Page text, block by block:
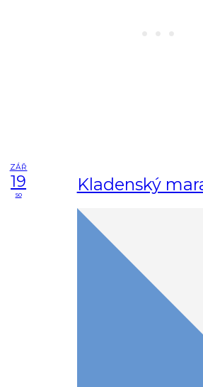
ZÁŘ
19
so Kladenský